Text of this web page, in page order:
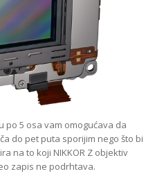
po 5 osa vam omogućava da
do pet puta sporijim nego što bi
na to koji NIKKOR Z objektiv
zapis ne podrhtava.